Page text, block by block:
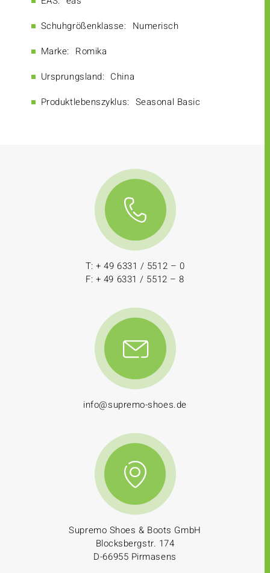
Schuhgrößenklasse: Numerisch
Marke: Romika
Ursprungsland: China
Produktlebenszyklus: Seasonal Basic
T: + 49 6331 / 5512 – 0
F: + 49 6331 / 5512 – 8
info@supremo-shoes.de
Supremo Shoes & Boots GmbH
Blocksbergstr. 174
D-66955 Pirmasens